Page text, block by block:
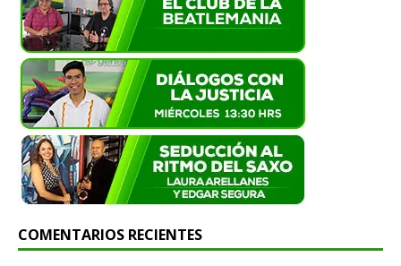
COMENTARIOS RECIENTES